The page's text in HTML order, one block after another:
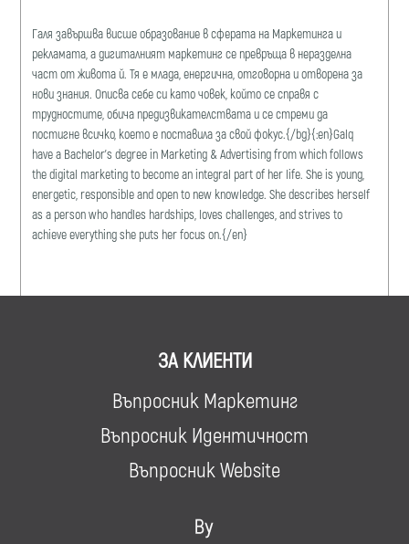
Галя завършва висше образование в сферата на Маркетинга и
рекламата, a дигиталният маркетинг се превръща в неразделна
част от живота й. Тя е млада, енергична, отговорна и отворена за
нови знания. Описва себе си като човек, който се справя с
трудностите, обича предизвикателствата и се стреми да
постигне всичко, което е поставила за свой фокус.{/bg}{:en}Galq
have a Bachelor's degree in Marketing & Advertising from which follows
the digital marketing to become an integral part of her life. She is young,
energetic, responsible and open to new knowledge. She describes herself
as a person who handles hardships, loves challenges, and strives to
achieve everything she puts her focus on.{/en}
ЗА КЛИЕНТИ
Въпросник Маркетинг
Въпросник Идентичност
Въпросник Website